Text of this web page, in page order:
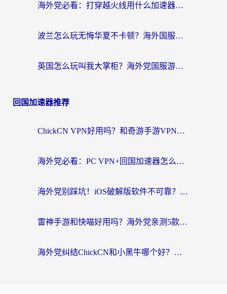
海外党必看：打穿越火线用什么加速器？解决延迟卡顿，还能玩奇妙拼图世界和第五人格
波兰怎么玩无悔华夏不卡顿？海外国服游戏加速器终极指南（附征途2萤火突击解决方案）
英国怎么玩叫我大掌柜？海外党国服游戏加速避坑指南（附实测推荐）
回国加速器推荐
ChickCN VPN好用吗？和奇游手游VPN对比哪个回国效果更好？海外党亲测实用指南
海外党必看：PC VPN+回国加速器怎么选？无缝访问国内资源全攻略
海外党别踩坑！iOS破解版软件不可靠？教你选对回国加速器无缝看国内资源
雷神手游和快喵好用吗？海外党亲测5款回国加速器，附斧牛Bling对比+微信视频号解决办法
海外党纠结ChickCN和小黑牛哪个好？一篇帮你选对回国加速器的实用指南